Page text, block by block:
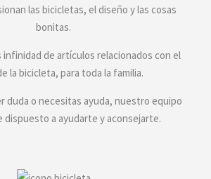
las bicicletas, el diseño y las cosas
bonitas.
de artículos relacionados con el
la bicicleta, para toda la familia.
duda o necesitas ayuda, nuestro equipo
dispuesto a ayudarte y aconsejarte.